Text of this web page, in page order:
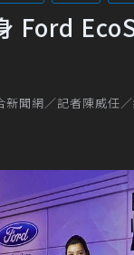
Ford
新聞網／記者陳威任